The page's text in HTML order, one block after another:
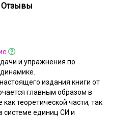
Отзывы
и упражнения по
издания книги от
главным образом в
теоретической части, так
системе единиц СИ и